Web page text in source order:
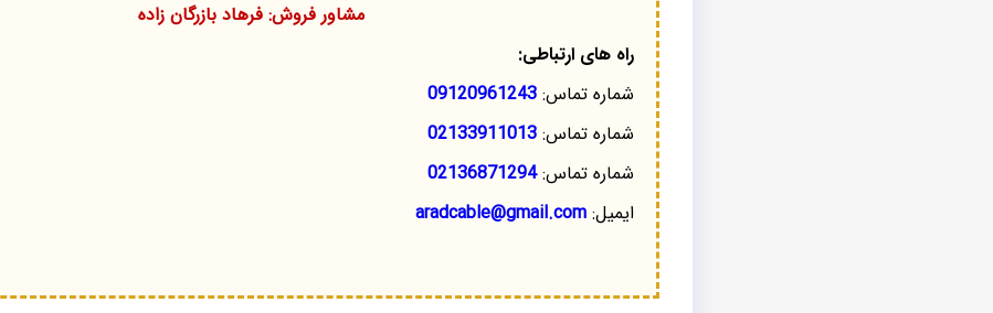
مشاور فروش: فرهاد بازرگان زاده
راه های ارتباطی:
شماره تماس: 09120961243
شماره تماس: 02133911013
شماره تماس:02136871294
ایمیل: aradcable@gmail.com